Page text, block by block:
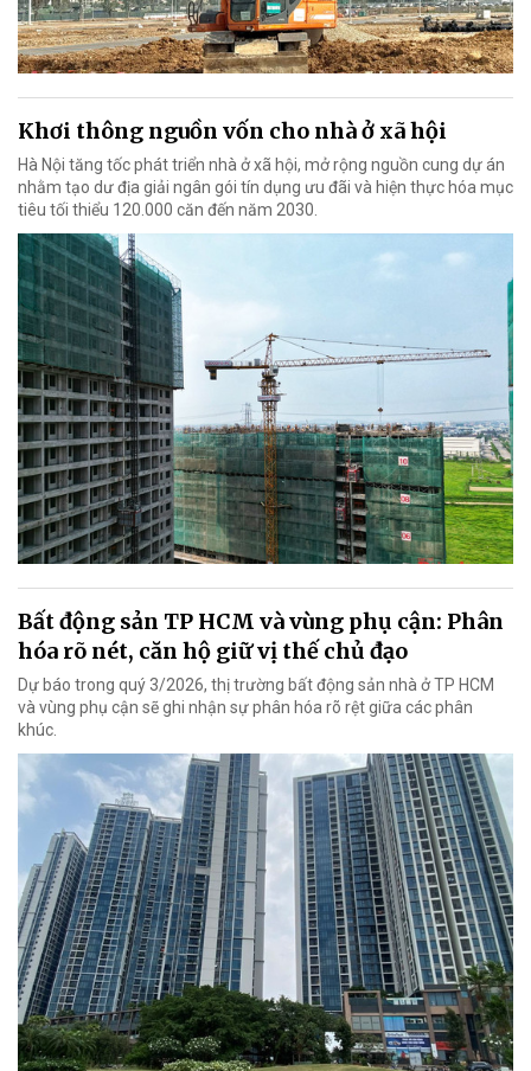
Khơi thông nguồn vốn cho nhà ở xã hội
Hà Nội tăng tốc phát triển nhà ở xã hội, mở rộng nguồn cung dự án
nhằm tạo dư địa giải ngân gói tín dụng ưu đãi và hiện thực hóa mục
tiêu tối thiểu 120.000 căn đến năm 2030.
Bất động sản TP HCM và vùng phụ cận: Phân
hóa rõ nét, căn hộ giữ vị thế chủ đạo
Dự báo trong quý 3/2026, thị trường bất động sản nhà ở TP HCM
và vùng phụ cận sẽ ghi nhận sự phân hóa rõ rệt giữa các phân
khúc.